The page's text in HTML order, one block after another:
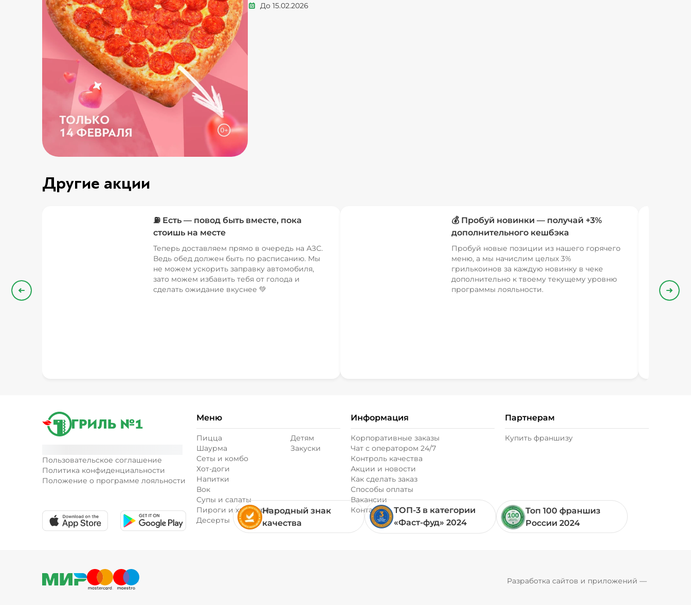
До 15.02.2026
Другие акции
Назад
⛽ Есть — повод быть вместе, пока
стоишь на месте
Теперь доставляем прямо в очередь на АЗС.
Ведь обед должен быть по расписанию. Мы
не можем ускорить заправку автомобиля,
зато можем избавить тебя от голода и
сделать ожидание вкуснее 💚
💰 Пробуй новинки — получай +3%
дополнительного кешбэка
Пробуй новые позиции из нашего горячего
меню, а мы начислим целых 3%
грилькоинов за каждую новинку в чеке
дополнительно к твоему текущему уровню
программы лояльности.
Пользовательское соглашение
Политика конфиденциальности
Положение о программе лояльности
Меню
Пицца
Шаурма
Сеты и комбо
Хот-доги
Напитки
Вок
Супы и салаты
Пироги и хачапури
Десерты
Детям
Закуски
Информация
Корпоративные заказы
Чат с оператором 24/7
Контроль качества
Акции и новости
Как сделать заказ
Способы оплаты
Вакансии
Контакты
Партнерам
Купить франшизу
Народный знак
качества
ТОП-3 в категории
«Фаст-фуд» 2024
Топ 100 франшиз
России 2024
Разработка сайтов и приложений —